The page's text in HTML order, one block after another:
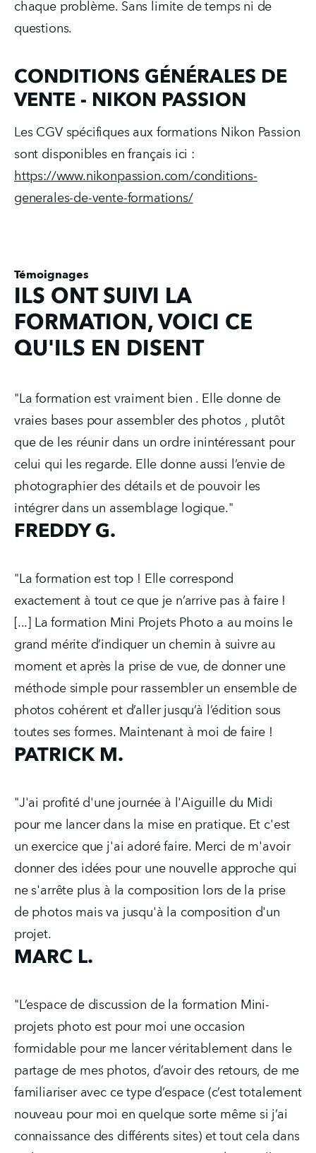
chaque problème. Sans limite de temps ni de
questions.
CONDITIONS GÉNÉRALES DE
VENTE - NIKON PASSION
Les CGV spécifiques aux formations Nikon Passion
sont disponibles en français ici :
https://www.nikonpassion.com/conditions-
generales-de-vente-formations/
Témoignages
ILS ONT SUIVI LA
FORMATION, VOICI CE
QU'ILS EN DISENT
"La formation est vraiment bien . Elle donne de
vraies bases pour assembler des photos , plutôt
que de les réunir dans un ordre inintéressant pour
celui qui les regarde. Elle donne aussi l’envie de
photographier des détails et de pouvoir les
intégrer dans un assemblage logique."
FREDDY G.
"La formation est top ! Elle correspond
exactement à tout ce que je n’arrive pas à faire !
[...] La formation Mini Projets Photo a au moins le
grand mérite d’indiquer un chemin à suivre au
moment et après la prise de vue, de donner une
méthode simple pour rassembler un ensemble de
photos cohérent et d’aller jusqu’à l’édition sous
toutes ses formes. Maintenant à moi de faire !
PATRICK M.
"J'ai profité d'une journée à l'Aiguille du Midi
pour me lancer dans la mise en pratique. Et c'est
un exercice que j'ai adoré faire. Merci de m'avoir
donner des idées pour une nouvelle approche qui
ne s'arrête plus à la composition lors de la prise
de photos mais va jusqu'à la composition d'un
projet.
MARC L.
"L’espace de discussion de la formation Mini-
projets photo est pour moi une occasion
formidable pour me lancer véritablement dans le
partage de mes photos, d’avoir des retours, de me
familiariser avec ce type d’espace (c’est totalement
nouveau pour moi en quelque sorte même si j’ai
connaissance des différents sites) et tout cela dans